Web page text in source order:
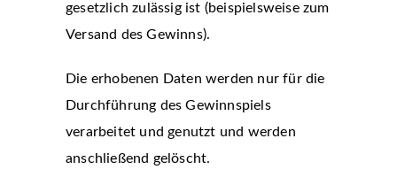
gesetzlich zulässig ist (beispielsweise zum
Versand des Gewinns).
Die erhobenen Daten werden nur für die
Durchführung des Gewinnspiels
verarbeitet und genutzt und werden
anschließend gelöscht.